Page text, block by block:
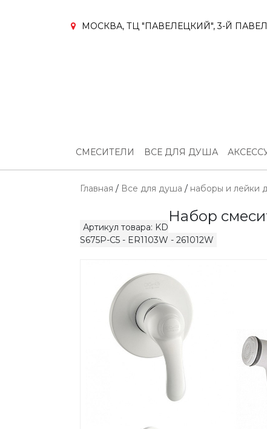
МОСКВА, ТЦ "ПАВЕЛЕЦКИЙ", 3-Й
СМЕСИТЕЛИ ВСЕ ДЛЯ ДУША
Главная / Все для душа / наборы и лейки
Набор
Артикул товара: KD
S675P-C5 - ER1103W - 261012W